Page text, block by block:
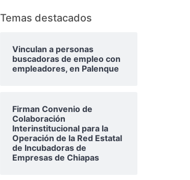
Temas destacados
Vinculan a personas
buscadoras de empleo con
empleadores, en Palenque
Firman Convenio de
Colaboración
Interinstitucional para la
Operación de la Red Estatal
de Incubadoras de
Empresas de Chiapas